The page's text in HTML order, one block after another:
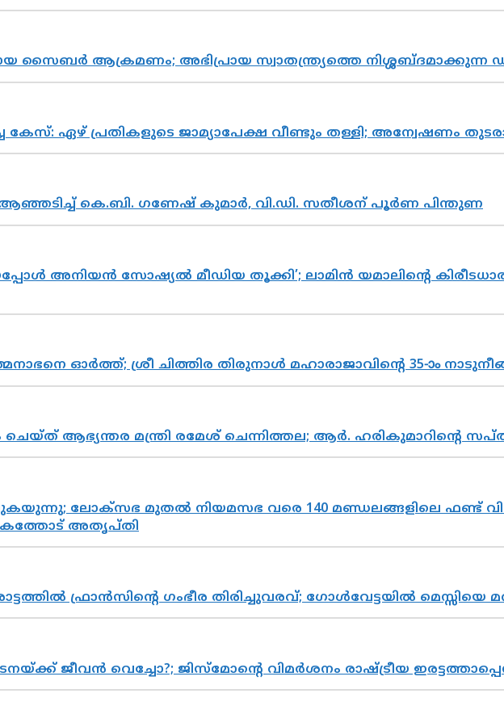
സൈബർ ആക്രമണം; അഭിപ്രായ സ്വാതന്ത്ര്യത്തെ നിശ്ശബ്ദമാക്കുന്ന
കേസ്: ഏഴ് പ്രതികളുടെ ജാമ്യാപേക്ഷ വീണ്ടും തള്ളി; അന്വേഷണം
കെ.ബി. ഗണേഷ് കുമാർ, വി.ഡി. സതീശന് പൂർണ പിന്തുണ
അനിയൻ സോഷ്യൽ മീഡിയ തൂക്കി’; ലാമിൻ യമാലിന്റെ
ഓർത്ത്; ശ്രീ ചിത്തിര തിരുനാൾ മഹാരാജാവിന്റെ 35-ാം
ചെയ്ത് ആഭ്യന്തര മന്ത്രി രമേശ് ചെന്നിത്തല; ആർ.
ലോക്സഭ മുതൽ നിയമസഭ വരെ 140 മണ്ഡലങ്ങളിലെ ഫണ്ട്
അതൃപ്തി
ഫ്രാൻസിന്റെ ഗംഭീര തിരിച്ചുവരവ്; ഗോൾവേട്ടയിൽ മെസ്സിയെ
ജീവൻ വെച്ചോ?; ജിസ്മോന്റെ വിമർശനം രാഷ്ട്രീയ